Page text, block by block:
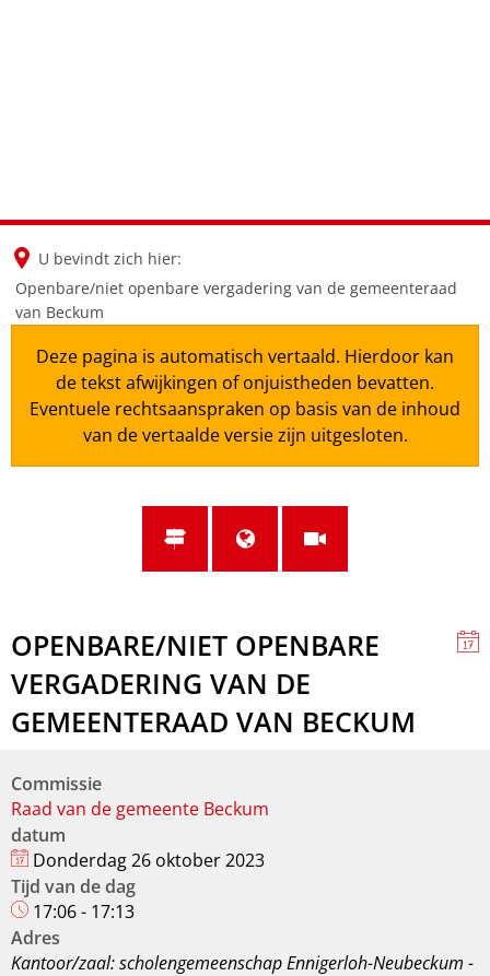
U bevindt zich hier:
Openbare/niet openbare vergadering van de gemeenteraad
van Beckum
Deze pagina is automatisch vertaald. Hierdoor kan
de tekst afwijkingen of onjuistheden bevatten.
Eventuele rechtsaanspraken op basis van de inhoud
van de vertaalde versie zijn uitgesloten.
OPENBARE/NIET OPENBARE
VERGADERING VAN DE
GEMEENTERAAD VAN BECKUM
Commissie
Raad van de gemeente Beckum
datum
Donderdag 26 oktober 2023
Tijd van de dag
17:06 - 17:13
Adres
Kantoor/zaal: scholengemeenschap Ennigerloh-Neubeckum -